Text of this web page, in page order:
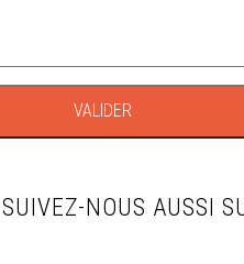
NOUS AUSSI